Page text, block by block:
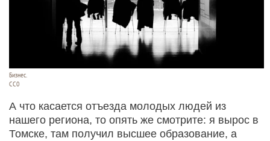
Бизнес.
СС0
А что касается отъезда молодых людей из
нашего региона, то опять же смотрите: я вырос в
Томске, там получил высшее образование, а